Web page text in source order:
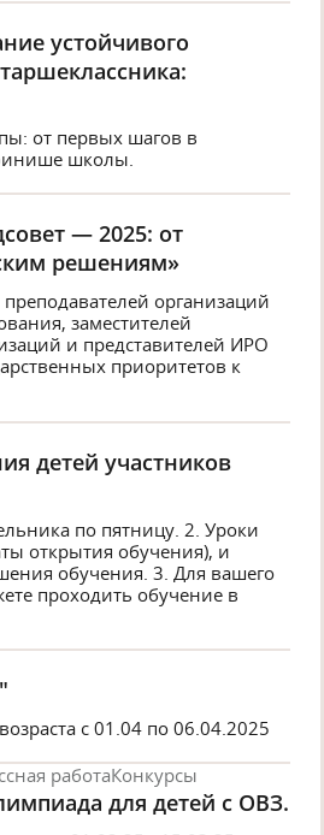
устойчивого
от первых шагов в
школы.
— 2025: от
решениям»
организаций
заместителей
и представителей ИРО
приоритетов к
детей участников
по пятницу. 2. Уроки
открытия обучения), и
обучения. 3. Для вашего
проходить обучение в
с 01.04 по 06.04.2025
работаКонкурсы
для детей с ОВЗ.